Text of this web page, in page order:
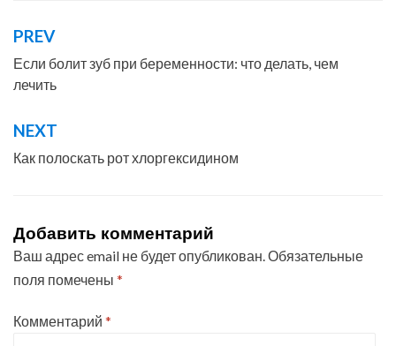
Навигация
по
записям
PREV
Если болит зуб при беременности: что делать, чем
лечить
NEXT
Как полоскать рот хлоргексидином
Добавить комментарий
Ваш адрес email не будет опубликован. Обязательные
поля помечены *
Комментарий *